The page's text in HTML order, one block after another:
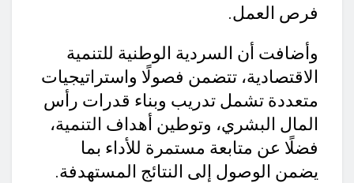
فرص العمل.
وأضافت أن السردية الوطنية للتنمية
الاقتصادية، تتضمن فصولًا واستراتيجيات
متعددة تشمل تدريب وبناء قدرات رأس
المال البشري، وتوطين أهداف التنمية،
فضلًا عن متابعة مستمرة للأداء بما
يضمن الوصول إلى النتائج المستهدفة.